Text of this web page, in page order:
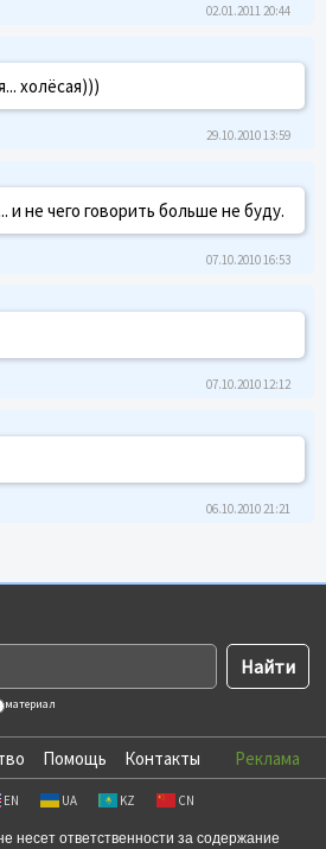
02.01.2011 20:44
холёсая)))
29.10.2010 13:59
и не чего говорить больше не буду.
07.10.2010 16:53
07.10.2010 12:12
06.10.2010 21:21
материал
Помощь Контакты Реклама
EN UA KZ CN
несет ответственности за содержание